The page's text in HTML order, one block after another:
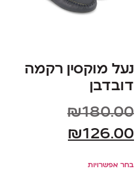
נעל מוקסין רקמה
דובדבן
₪180.00
₪126.00
בחר אפשרויות